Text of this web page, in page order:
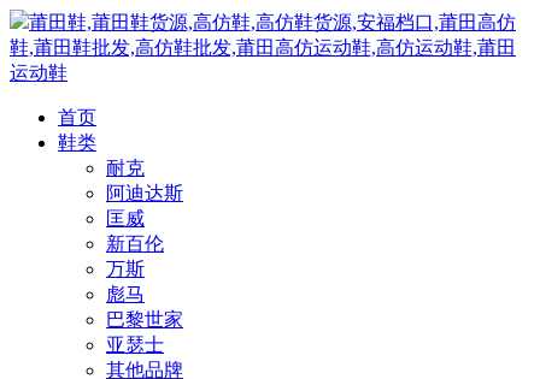
莆田鞋,莆田鞋货源,高仿鞋,高仿鞋货源,安福档口,莆田高仿
鞋,莆田鞋批发,高仿鞋批发,莆田高仿运动鞋,高仿运动鞋,莆田
运动鞋
首页
鞋类
耐克
阿迪达斯
匡威
新百伦
万斯
彪马
巴黎世家
亚瑟士
其他品牌